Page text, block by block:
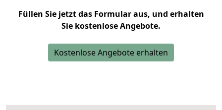
Füllen Sie jetzt das Formular aus, und erhalten
Sie kostenlose Angebote.
Kostenlose Angebote erhalten